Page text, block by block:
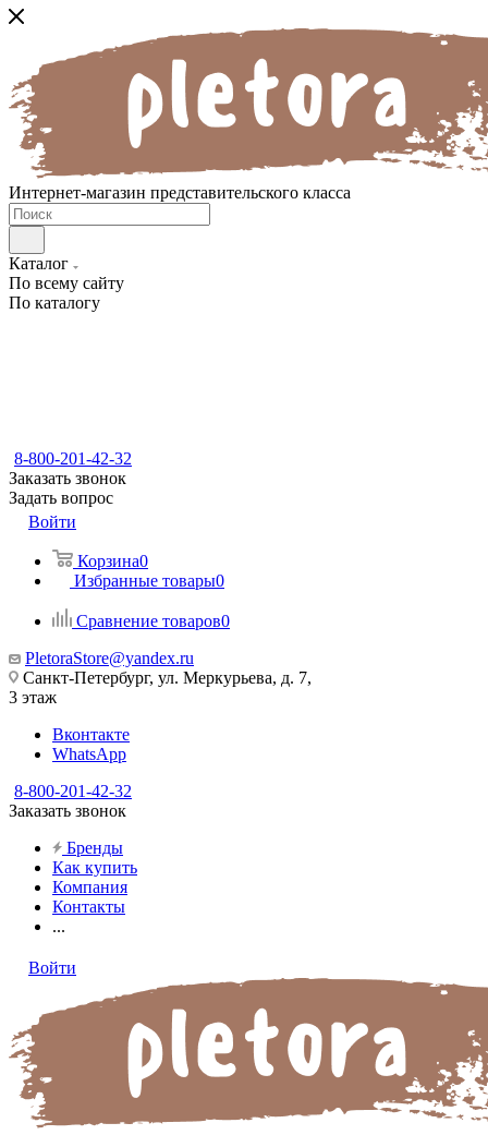
Интернет-магазин представительского класса
Каталог
По всему сайту
По каталогу
8-800-201-42-32
Заказать звонок
Задать вопрос
Войти
Корзина0
Избранные товары0
Сравнение товаров0
PletoraStore@yandex.ru
Санкт-Петербург, ул. Меркурьева, д. 7,
3 этаж
Вконтакте
WhatsApp
8-800-201-42-32
Заказать звонок
Бренды
Как купить
Компания
Контакты
...
Войти